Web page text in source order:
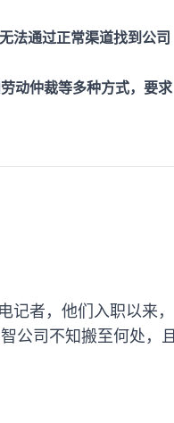
法通过正常渠道找到公司
动仲裁等多种方式，要求
记者，他们入职以来，
公司不知搬至何处，且